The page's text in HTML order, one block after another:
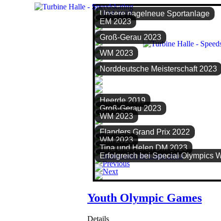
Unsere nagelneue Sportanlage
EM 2023
Groß-Gerau 2023
WM 2023
Norddeutsche Meisterschaft 2023
Heerde 2019
Groß-Gerau 2023
WM 2023
Flanders Grand Prix 2022
WM 2023
Tina und Helen DM 2023
Erfolgreich bei Special Olympics
Youth Olympic Games
Details